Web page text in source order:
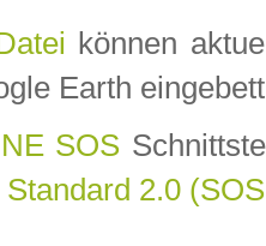
können
Earth
SOS
2.0